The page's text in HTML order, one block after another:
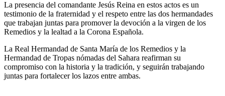
La presencia del comandante Jesús Reina en estos actos es un
testimonio de la fraternidad y el respeto entre las dos hermandades
que trabajan juntas para promover la devoción a la virgen de los
Remedios y la lealtad a la Corona Española.
La Real Hermandad de Santa María de los Remedios y la
Hermandad de Tropas nómadas del Sahara reafirman su
compromiso con la historia y la tradición, y seguirán trabajando
juntas para fortalecer los lazos entre ambas.